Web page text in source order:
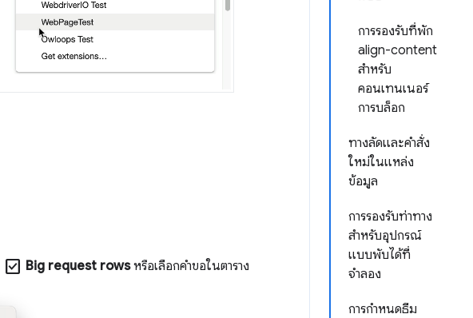
การรองรับที่พัก
align-content
สำหรับ
คอนเทนเนอร์
การบล็อก
ทางลัดและคำสั่ง
ใหม่ในแหล่ง
ข้อมูล
การรองรับท่าทาง
สำหรับอุปกรณ์
แบบพับได้ที่
จำลอง
การกำหนดธีม
check_box Big request rowsหรือเลือกคำขอในตาราง